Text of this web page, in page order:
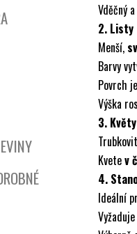
Vděčný
2. Listy
Menší,
Barvy
Povrch
Výška
3. Květy
Kvetev
4.
Ideální